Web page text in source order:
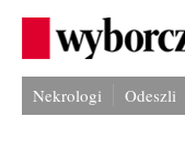
Nekrologi Odeszli